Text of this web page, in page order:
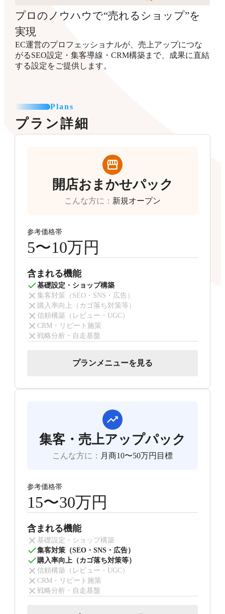
プロのノウハウで“売れるショップ”を
実現
EC運営のプロフェッショナルが、売上アップにつな
がるSEO設定・集客導線・CRM構築まで、成果に直結
する設定をご提供します。
Plans
プラン詳細
開店おまかせパック
こんな方に ： 新規オープン
参考価格帯
5〜10万円
含まれる機能
基礎設定・ショップ構築
集客対策（SEO・SNS・広告）
購入率向上（カゴ落ち対策等）
信頼構築（レビュー・UGC）
CRM・リピート施策
戦略分析・自走基盤
プランメニューを見る
集客・売上アップパック
こんな方に ： 月商10〜50万円目標
参考価格帯
15〜30万円
含まれる機能
基礎設定・ショップ構築
集客対策（SEO・SNS・広告）
購入率向上（カゴ落ち対策等）
信頼構築（レビュー・UGC）
CRM・リピート施策
戦略分析・自走基盤